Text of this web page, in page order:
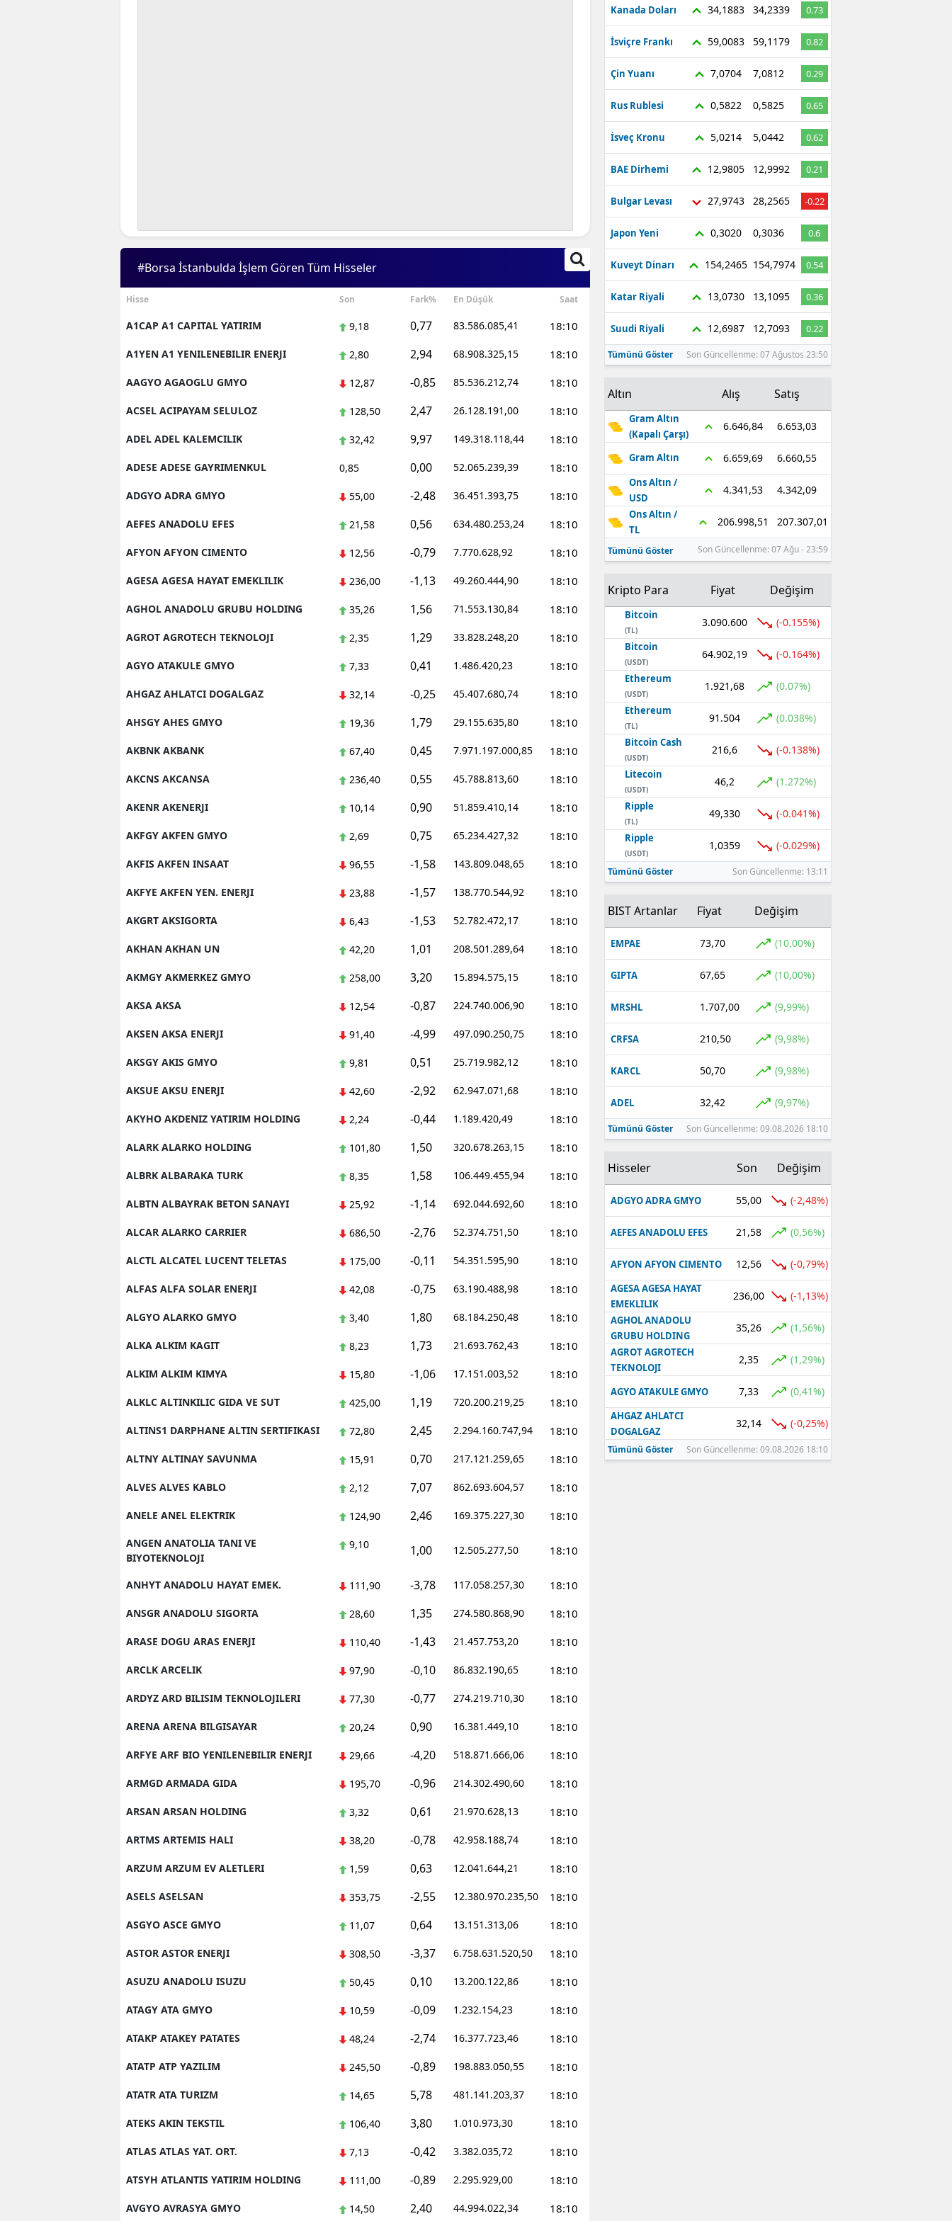
Çorum
Diyarbakır
Kırşehir
Kocaeli
Konya
Kütahya
Malatya
Manisa
Kahramanmaraş
Mardin
Muğla
Muş
Nevşehir
Niğde
Ordu
Rize
Sakarya
Samsun
Siirt
Sinop
Sivas
Tekirdağ
Tokat
Trabzon
Şanlıurfa
Uşak
Van
Yozgat
Zonguldak
Aksaray
Bayburt
Karaman
Kırıkkale
Batman
Şırnak
Bartın
Ardahan
Iğdır
Yalova
Karabük
Kilis
Osmaniye
#Borsa İstanbulda İşlem Gören Tüm Hisseler
Hisse Son Fark% En Düşük Saat
A1CAP A1 CAPITAL YATIRIM 9,18 0,77 83.586.085,41 18:10
A1YEN A1 YENILENEBILIR ENERJI 2,80 2,94 68.908.325,15 18:10
AAGYO AGAOGLU GMYO 12,87 -0,85 85.536.212,74 18:10
ACSEL ACIPAYAM SELULOZ 128,50 2,47 26.128.191,00 18:10
ADEL ADEL KALEMCILIK 32,42 9,97 149.318.118,44 18:10
ADESE ADESE GAYRIMENKUL 0,85 0,00 52.065.239,39 18:10
ADGYO ADRA GMYO 55,00 -2,48 36.451.393,75 18:10
AEFES ANADOLU EFES 21,58 0,56 634.480.253,24 18:10
AFYON AFYON CIMENTO 12,56 -0,79 7.770.628,92 18:10
AGESA AGESA HAYAT EMEKLILIK 236,00 -1,13 49.260.444,90 18:10
AGHOL ANADOLU GRUBU HOLDING 35,26 1,56 71.553.130,84 18:10
AGROT AGROTECH TEKNOLOJI 2,35 1,29 33.828.248,20 18:10
AGYO ATAKULE GMYO 7,33 0,41 1.486.420,23 18:10
AHGAZ AHLATCI DOGALGAZ 32,14 -0,25 45.407.680,74 18:10
AHSGY AHES GMYO 19,36 1,79 29.155.635,80 18:10
AKBNK AKBANK 67,40 0,45 7.971.197.000,85 18:10
AKCNS AKCANSA 236,40 0,55 45.788.813,60 18:10
AKENR AKENERJI 10,14 0,90 51.859.410,14 18:10
AKFGY AKFEN GMYO 2,69 0,75 65.234.427,32 18:10
AKFIS AKFEN INSAAT 96,55 -1,58 143.809.048,65 18:10
AKFYE AKFEN YEN. ENERJI 23,88 -1,57 138.770.544,92 18:10
AKGRT AKSIGORTA 6,43 -1,53 52.782.472,17 18:10
AKHAN AKHAN UN 42,20 1,01 208.501.289,64 18:10
AKMGY AKMERKEZ GMYO 258,00 3,20 15.894.575,15 18:10
AKSA AKSA 12,54 -0,87 224.740.006,90 18:10
AKSEN AKSA ENERJI 91,40 -4,99 497.090.250,75 18:10
AKSGY AKIS GMYO 9,81 0,51 25.719.982,12 18:10
AKSUE AKSU ENERJI 42,60 -2,92 62.947.071,68 18:10
AKYHO AKDENIZ YATIRIM HOLDING 2,24 -0,44 1.189.420,49 18:10
ALARK ALARKO HOLDING 101,80 1,50 320.678.263,15 18:10
ALBRK ALBARAKA TURK 8,35 1,58 106.449.455,94 18:10
ALBTN ALBAYRAK BETON SANAYI 25,92 -1,14 692.044.692,60 18:10
ALCAR ALARKO CARRIER 686,50 -2,76 52.374.751,50 18:10
ALCTL ALCATEL LUCENT TELETAS 175,00 -0,11 54.351.595,90 18:10
ALFAS ALFA SOLAR ENERJI 42,08 -0,75 63.190.488,98 18:10
ALGYO ALARKO GMYO 3,40 1,80 68.184.250,48 18:10
ALKA ALKIM KAGIT 8,23 1,73 21.693.762,43 18:10
ALKIM ALKIM KIMYA 15,80 -1,06 17.151.003,52 18:10
ALKLC ALTINKILIC GIDA VE SUT 425,00 1,19 720.200.219,25 18:10
ALTINS1 DARPHANE ALTIN SERTIFIKASI 72,80 2,45 2.294.160.747,94 18:10
ALTNY ALTINAY SAVUNMA 15,91 0,70 217.121.259,65 18:10
ALVES ALVES KABLO 2,12 7,07 862.693.604,57 18:10
ANELE ANEL ELEKTRIK 124,90 2,46 169.375.227,30 18:10
ANGEN ANATOLIA TANI VE
BIYOTEKNOLOJI
9,10 1,00 12.505.277,50 18:10
ANHYT ANADOLU HAYAT EMEK. 111,90 -3,78 117.058.257,30 18:10
ANSGR ANADOLU SIGORTA 28,60 1,35 274.580.868,90 18:10
ARASE DOGU ARAS ENERJI 110,40 -1,43 21.457.753,20 18:10
ARCLK ARCELIK 97,90 -0,10 86.832.190,65 18:10
ARDYZ ARD BILISIM TEKNOLOJILERI 77,30 -0,77 274.219.710,30 18:10
ARENA ARENA BILGISAYAR 20,24 0,90 16.381.449,10 18:10
ARFYE ARF BIO YENILENEBILIR ENERJI 29,66 -4,20 518.871.666,06 18:10
ARMGD ARMADA GIDA 195,70 -0,96 214.302.490,60 18:10
ARSAN ARSAN HOLDING 3,32 0,61 21.970.628,13 18:10
ARTMS ARTEMIS HALI 38,20 -0,78 42.958.188,74 18:10
ARZUM ARZUM EV ALETLERI 1,59 0,63 12.041.644,21 18:10
ASELS ASELSAN 353,75 -2,55 12.380.970.235,50 18:10
ASGYO ASCE GMYO 11,07 0,64 13.151.313,06 18:10
ASTOR ASTOR ENERJI 308,50 -3,37 6.758.631.520,50 18:10
ASUZU ANADOLU ISUZU 50,45 0,10 13.200.122,86 18:10
ATAGY ATA GMYO 10,59 -0,09 1.232.154,23 18:10
ATAKP ATAKEY PATATES 48,24 -2,74 16.377.723,46 18:10
ATATP ATP YAZILIM 245,50 -0,89 198.883.050,55 18:10
ATATR ATA TURIZM 14,65 5,78 481.141.203,37 18:10
ATEKS AKIN TEKSTIL 106,40 3,80 1.010.973,30 18:10
ATLAS ATLAS YAT. ORT. 7,13 -0,42 3.382.035,72 18:10
ATSYH ATLANTIS YATIRIM HOLDING 111,00 -0,89 2.295.929,00 18:10
AVGYO AVRASYA GMYO 14,50 2,40 44.994.022,34 18:10
Kanada Doları 34,1883 34,2339 0.73
İsviçre Frankı 59,0083 59,1179 0.82
Çin Yuanı 7,0704 7,0812 0.29
Rus Rublesi 0,5822 0,5825 0.65
İsveç Kronu 5,0214 5,0442 0.62
BAE Dirhemi 12,9805 12,9992 0.21
Bulgar Levası 27,9743 28,2565 -0.22
Japon Yeni 0,3020 0,3036 0.6
Kuveyt Dinarı 154,2465 154,7974 0.54
Katar Riyali 13,0730 13,1095 0.36
Suudi Riyali 12,6987 12,7093 0.22
Tümünü Göster Son Güncellenme: 07 Ağustos 23:50
Altın Alış Satış
Gram Altın
(Kapalı Çarşı)
6.646,84 6.653,03
Gram Altın 6.659,69 6.660,55
Ons Altın /
USD
4.341,53 4.342,09
Ons Altın /
TL
206.998,51 207.307,01
Tümünü Göster Son Güncellenme: 07 Ağu - 23:59
Kripto Para Fiyat Değişim
Bitcoin
(TL)
3.090.600 (-0.155%)
Bitcoin
(USDT)
64.902,19 (-0.164%)
Ethereum
(USDT)
1.921,68 (0.07%)
Ethereum
(TL)
91.504 (0.038%)
Bitcoin Cash
(USDT)
216,6 (-0.138%)
Litecoin
(USDT)
46,2 (1.272%)
Ripple
(TL)
49,330 (-0.041%)
Ripple
(USDT)
1,0359 (-0.029%)
Tümünü Göster Son Güncellenme: 13:11
BIST Artanlar Fiyat Değişim
EMPAE 73,70 (10,00%)
GIPTA 67,65 (10,00%)
MRSHL 1.707,00 (9,99%)
CRFSA 210,50 (9,98%)
KARCL 50,70 (9,98%)
ADEL 32,42 (9,97%)
Tümünü Göster Son Güncellenme: 09.08.2026 18:10
Hisseler Son Değişim
ADGYO ADRA GMYO 55,00 (-2,48%)
AEFES ANADOLU EFES 21,58 (0,56%)
AFYON AFYON CIMENTO 12,56 (-0,79%)
AGESA AGESA HAYAT
EMEKLILIK
236,00 (-1,13%)
AGHOL ANADOLU
GRUBU HOLDING
35,26 (1,56%)
AGROT AGROTECH
TEKNOLOJI
2,35 (1,29%)
AGYO ATAKULE GMYO 7,33 (0,41%)
AHGAZ AHLATCI
DOGALGAZ
32,14 (-0,25%)
Tümünü Göster Son Güncellenme: 09.08.2026 18:10